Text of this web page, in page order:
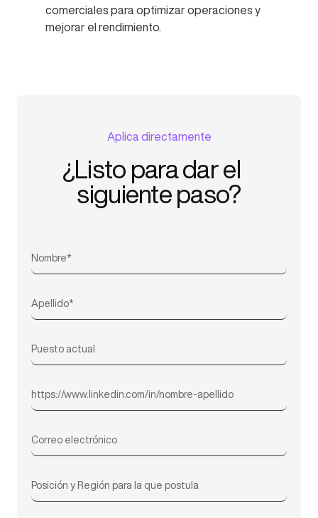
comerciales para optimizar operaciones y
mejorar el rendimiento.
Aplica directamente
¿Listo para dar el
siguiente paso?